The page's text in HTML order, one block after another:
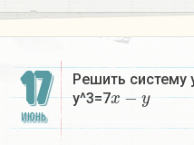
17
ИЮНЬ
Решить систему
y^3=7
x− y